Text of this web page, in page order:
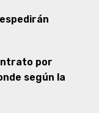
por
según la